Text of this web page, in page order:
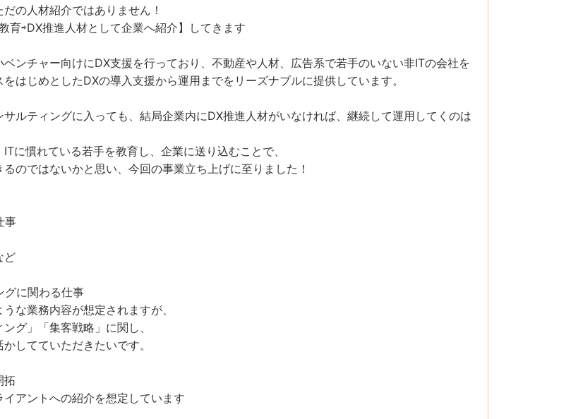
の人材紹介ではありません！
育⇨DX推進人材として企業へ紹介】してきます
ンチャー向けにDX支援を行っており、不動産や人材、広告系で若手のいない非ITの会社を
はじめとしたDXの導入支援から運用までをリーズナブルに提供しています。
サルティングに入っても、結局企業内にDX推進人材がいなければ、継続して運用してくのは
に慣れている若手を教育し、企業に送り込むことで、
のではないかと思い、今回の事業立ち上げに至りました！
事
ど
に関わる仕事
な業務内容が想定されますが、
グ」「集客戦略」に関し、
してていただきたいです。
拓
アントへの紹介を想定しています